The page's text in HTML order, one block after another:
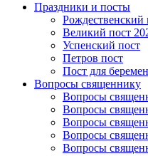
Праздники и посты
Рождественский
Великий пост
Успенский пост
Петров пост
Пост для
Вопросы священнику
Вопросы
Вопросы
Вопросы
Вопросы
Вопросы